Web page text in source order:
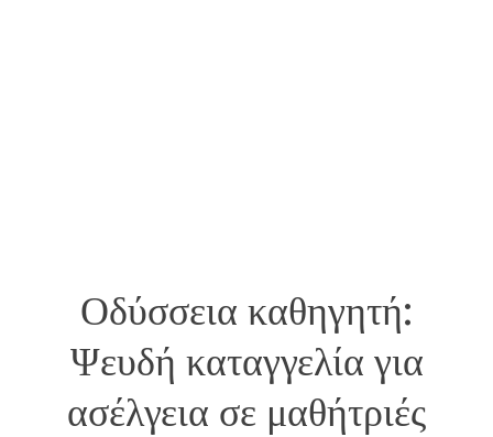
Οδύσσεια καθηγητή:
Ψευδή καταγγελία για
ασέλγεια σε μαθήτριές